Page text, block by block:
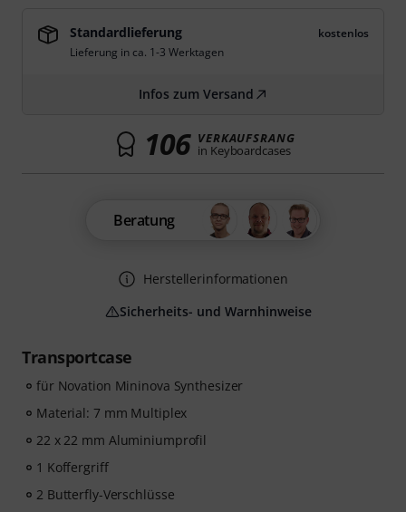
Transportcase
für Novation Mininova Synthesizer
Material: 7 mm Multiplex
22 x 22 mm Aluminiumprofil
1 Koffergriff
2 Butterfly-Verschlüsse
Standardlieferung
kostenlos
Lieferung in ca. 1-3 Werktagen
Infos zum Versand
106 VERKAUFSRANG
in Keyboardcases
Beratung
Herstellerinformationen
Sicherheits- und Warnhinweise